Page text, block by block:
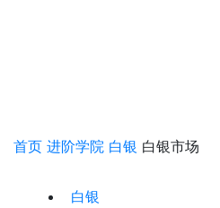
首页 进阶学院 白银 白银市场
白银